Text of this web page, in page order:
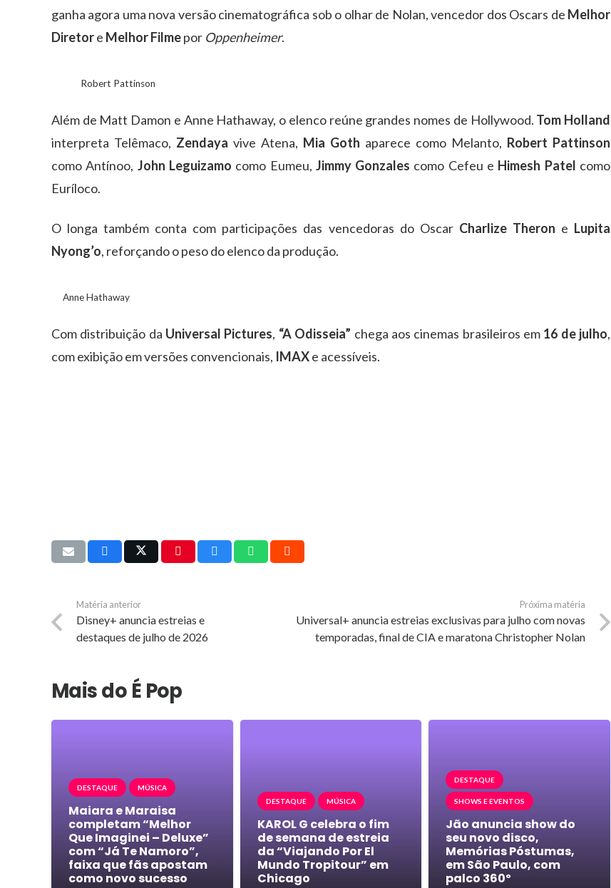
ganha agora uma nova versão cinematográfica sob o olhar de Nolan, vencedor dos Oscars de Melhor
Diretore Melhor Filmepor Oppenheimer.
Robert Pattinson
Além de Matt Damon e Anne Hathaway, o elenco reúne grandes nomes de Hollywood. Tom Holland
interpreta Telêmaco, Zendaya vive Atena, Mia Goth aparece como Melanto, Robert Pattinson
como Antínoo, John Leguizamo como Eumeu, Jimmy Gonzales como Cefeu e Himesh Patel como
Euríloco.
O longa também conta com participações das vencedoras do Oscar Charlize Theron e Lupita
Nyong’o, reforçando o peso do elenco da produção.
Anne Hathaway
Com distribuição da Universal Pictures, “A Odisseia” chega aos cinemas brasileiros em 16 de julho,
com exibição em versões convencionais, IMAXe acessíveis.
Matéria anterior
Disney+ anuncia estreias e
destaques de julho de 2026
Próxima matéria
Universal+ anuncia estreias exclusivas para julho com novas
temporadas, final de CIA e maratona Christopher Nolan
Mais do É Pop
DESTAQUE MÚSICA
Maiara e Maraisa
completam “Melhor
Que Imaginei – Deluxe”
com “Já Te Namoro”,
faixa que fãs apostam
como novo sucesso
DESTAQUE MÚSICA
KAROL G celebra o fim
de semana de estreia
da “Viajando Por El
Mundo Tropitour” em
Chicago
DESTAQUE
SHOWS E EVENTOS
Jão anuncia show do
seu novo disco,
Memórias Póstumas,
em São Paulo, com
palco 360º